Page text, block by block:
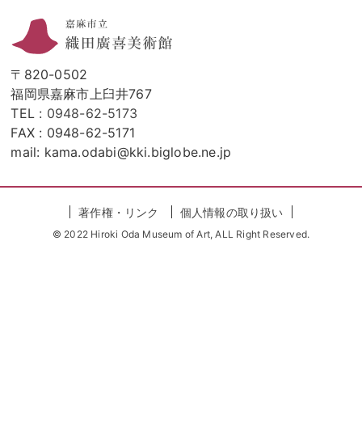
〒820-0502
福岡県嘉麻市上臼井767
TEL : 0948-62-5173
FAX : 0948-62-5171
mail: kama.odabi@kki.biglobe.ne.jp
著作権・リンク 個人情報の取り扱い
© 2022 Hiroki Oda Museum of Art, ALL Right Reserved.